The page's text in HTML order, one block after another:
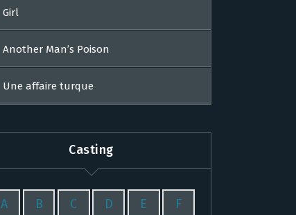
Girl
Another Man’s Poison
Une affaire turque
Casting
A B C D E F